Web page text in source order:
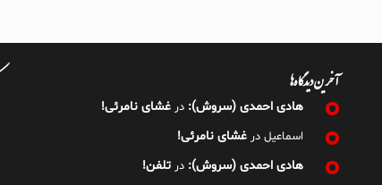
آخرین دیدگاه‌ها
هادی احمدی (سروش): درغشای نامرئی!
اسماعیل درغشای نامرئی!
هادی احمدی (سروش): درتلفن!